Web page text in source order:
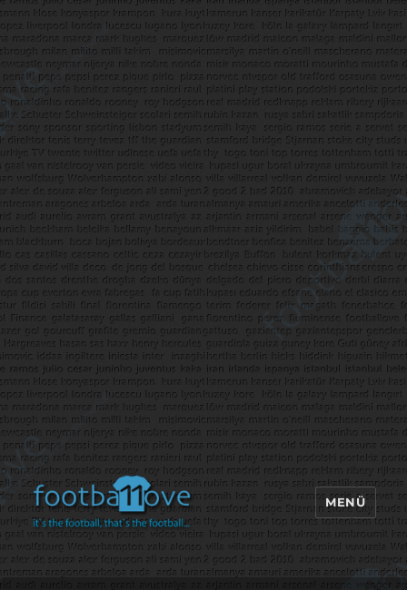
footbaLLove
MENÜ